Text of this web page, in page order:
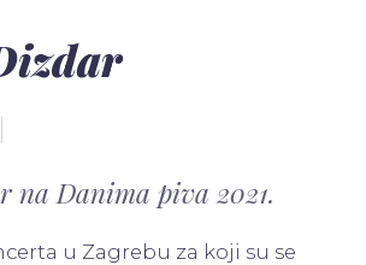
na Danima piva 2021.
u Zagrebu za koji su se